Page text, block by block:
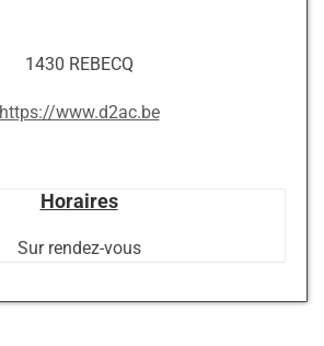
1430 REBECQ
https://www.d2ac.be
Horaires
Sur rendez-vous